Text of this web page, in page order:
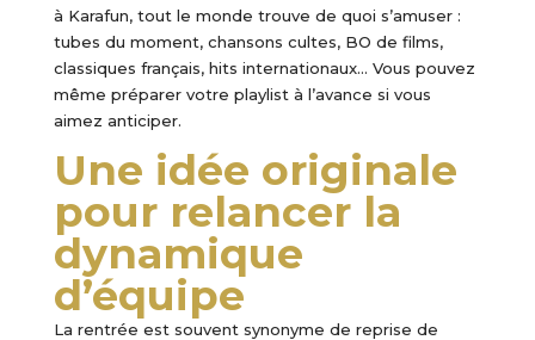
à Karafun, tout le monde trouve de quoi s’amuser :
tubes du moment, chansons cultes, BO de films,
classiques français, hits internationaux… Vous pouvez
même préparer votre playlist à l’avance si vous
aimez anticiper.
Une idée originale
pour relancer la
dynamique
d’équipe
La rentrée est souvent synonyme de reprise de